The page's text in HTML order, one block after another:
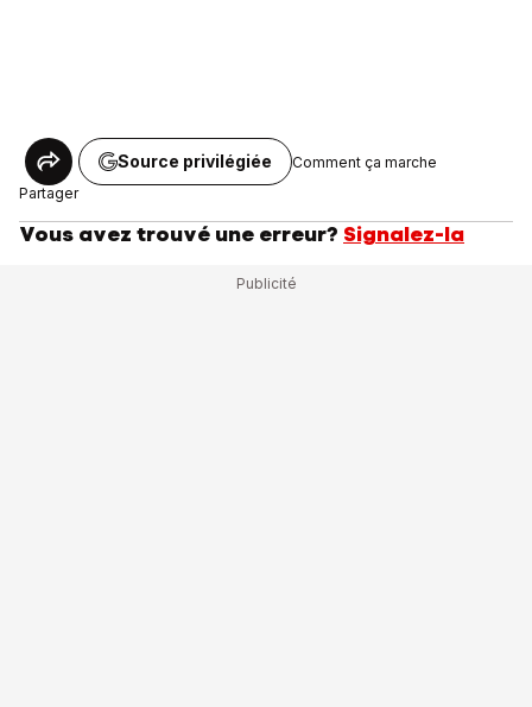
Partager
Source privilégiée Comment ça marche
Vous avez trouvé une erreur? Signalez-la